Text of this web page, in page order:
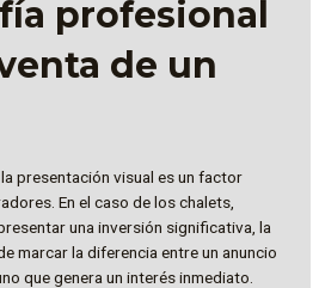
profesional
de un
, la presentación visual es un factor
En el caso de los chalets,
una inversión significativa, la
marcar la diferencia entre un anuncio
que genera un interés inmediato.